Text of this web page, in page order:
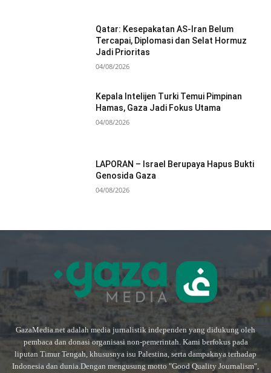
Qatar: Kesepakatan AS-Iran Belum
Tercapai, Diplomasi dan Selat Hormuz
Jadi Prioritas
04/08/2026
Kepala Intelijen Turki Temui Pimpinan
Hamas, Gaza Jadi Fokus Utama
04/08/2026
LAPORAN – Israel Berupaya Hapus Bukti
Genosida Gaza
04/08/2026
GazaMedia.net adalah media jurnalistik independen yang didukung oleh
pembaca dan donasi organisasi non-pemerintah. Kami berfokus pada
liputan Timur Tengah, khususnya isu Palestina, serta dampaknya terhadap
Indonesia dan dunia.Dengan mengusung motto "Good Quality Journalism",